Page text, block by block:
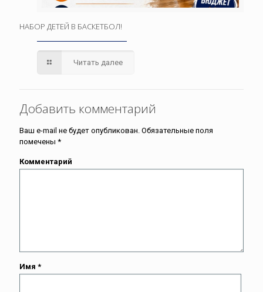
НАБОР ДЕТЕЙ В БАСКЕТБОЛ!
Читать далее
Добавить комментарий
Ваш e-mail не будет опубликован. Обязательные поля
помечены *
Комментарий
Имя *